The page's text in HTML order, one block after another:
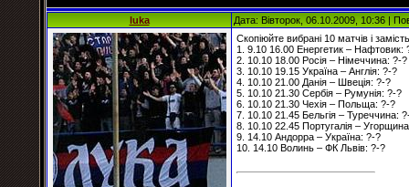
luka Дата: Вівторок, 06.10.2009, 10:36 |
Скопіюйте вибрані 10 матчів і
1. 9.10 16.00 Енергетик – Нафтовик:
2. 10.10 18.00 Росія – Німеччина: ?-?
3. 10.10 19.15 Україна – Англія: ?-?
4. 10.10 21.00 Данія – Швеція: ?-?
5. 10.10 21.30 Сербія – Румунія: ?-?
6. 10.10 21.30 Чехія – Польща: ?-?
7. 10.10 21.45 Бельгія – Туреччина:
8. 10.10 22.45 Португалія –
9. 14.10 Андорра – Україна: ?-?
10. 14.10 Волинь – ФК Львів: ?-?